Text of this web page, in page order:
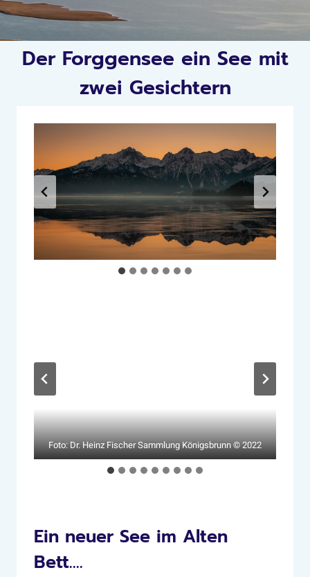
Der Forggensee ein See mit
zwei Gesichtern
Foto: Dr. Heinz Fischer Sammlung Königsbrunn © 2022
Foto: Archiv Uniper
Ein neuer See im Alten
Bett….